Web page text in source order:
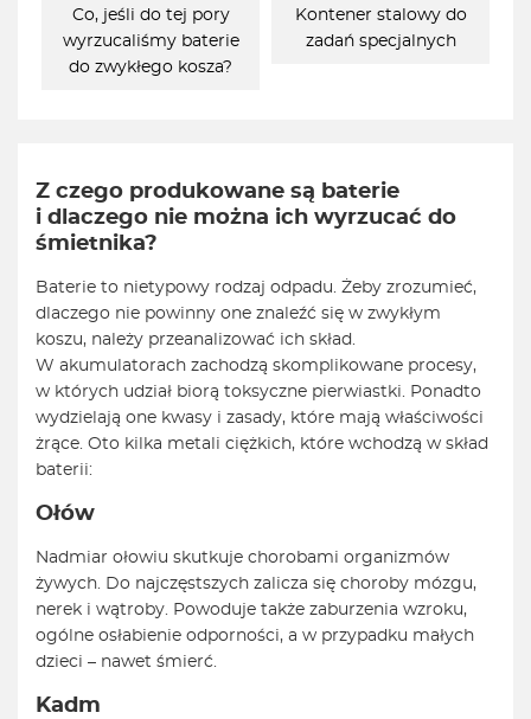
Co, jeśli do tej pory
wyrzucaliśmy baterie
do zwykłego kosza?
Kontener stalowy do
zadań specjalnych
Z czego produkowane są baterie
i dlaczego nie można ich wyrzucać do
śmietnika?
Baterie to nietypowy rodzaj odpadu. Żeby zrozumieć,
dlaczego nie powinny one znaleźć się w zwykłym
koszu, należy przeanalizować ich skład.
W akumulatorach zachodzą skomplikowane procesy,
w których udział biorą toksyczne pierwiastki. Ponadto
wydzielają one kwasy i zasady, które mają właściwości
żrące. Oto kilka metali ciężkich, które wchodzą w skład
baterii:
Ołów
Nadmiar ołowiu skutkuje chorobami organizmów
żywych. Do najczęstszych zalicza się choroby mózgu,
nerek i wątroby. Powoduje także zaburzenia wzroku,
ogólne osłabienie odporności, a w przypadku małych
dzieci – nawet śmierć.
Kadm